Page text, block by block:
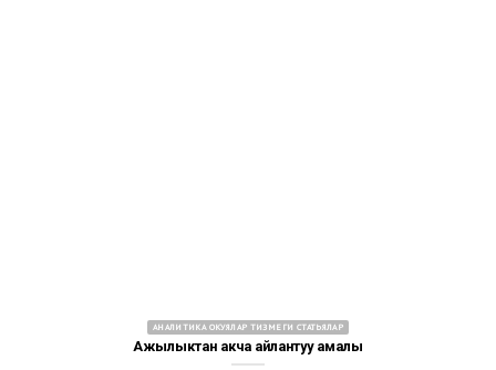
АНАЛИТИКА ОКУЯЛАР ТИЗМЕГИ СТАТЬЯЛАР
Ажылыктан акча айлантуу амалы